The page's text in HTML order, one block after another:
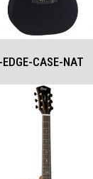
CASE-NAT